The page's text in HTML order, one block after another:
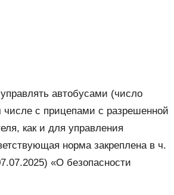
автобусами (число
с прицепами с разрешенной
как и для управления
норма закреплена в ч.
«О безопасности